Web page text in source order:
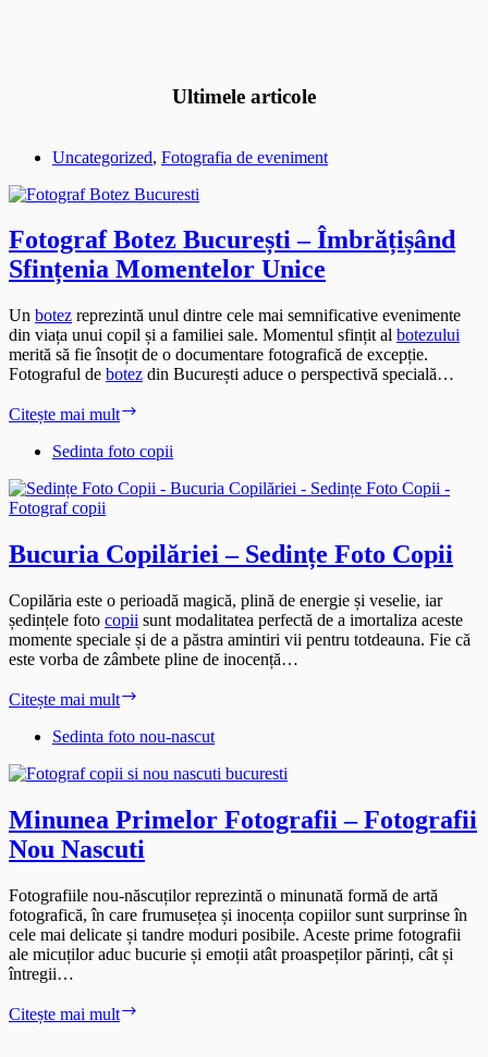
Ultimele articole
Uncategorized, Fotografia de eveniment
Fotograf Botez București – Îmbrățișând
Sfințenia Momentelor Unice
Un botez reprezintă unul dintre cele mai semnificative evenimente
din viața unui copil și a familiei sale. Momentul sfințit al botezului
merită să fie însoțit de o documentare fotografică de excepție.
Fotograful de botez din București aduce o perspectivă specială…
Citește mai mult
București
Îmbrățișând
Unice
Sedinta foto copii
Bucuria Copilăriei – Sedințe Foto Copii
Copilăria este o perioadă magică, plină de energie și veselie, iar
ședințele foto copii sunt modalitatea perfectă de a imortaliza aceste
momente speciale și de a păstra amintiri vii pentru totdeauna. Fie că
este vorba de zâmbete pline de inocență…
Citește mai mult
–
Foto
Sedinta foto nou-nascut
Minunea Primelor Fotografii – Fotografii
Nou Nascuti
Fotografiile nou-născuților reprezintă o minunată formă de artă
fotografică, în care frumusețea și inocența copiilor sunt surprinse în
cele mai delicate și tandre moduri posibile. Aceste prime fotografii
ale micuților aduc bucurie și emoții atât proaspeților părinți, cât și
întregii…
Citește mai mult